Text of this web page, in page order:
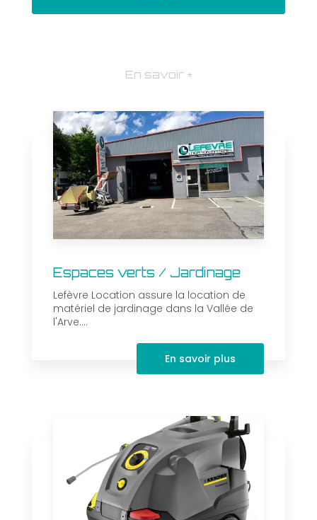
En savoir +
Espaces verts / Jardinage
Lefèvre Location assure la location de
matériel de jardinage dans la Vallée de
l'Arve....
En savoir plus